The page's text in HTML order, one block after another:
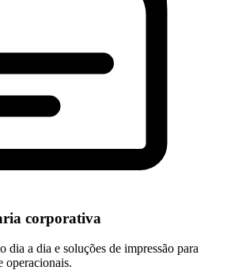
corporativa
dia a dia e soluções de impressão para
operacionais.